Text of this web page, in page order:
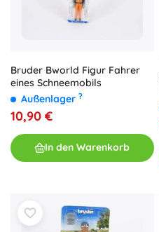
Bruder Bworld Figur Fahrer
eines Schneemobils
Außenlager ?
10,90 €
In den Warenkorb